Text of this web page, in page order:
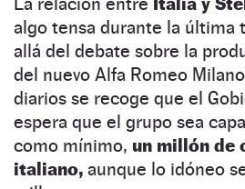
algo tensa durante la última
allá del debate sobre la
del nuevo Alfa Romeo
diarios se recoge que el
espera que el grupo sea
como mínimo, un millón de
italiano, aunque lo idóneo